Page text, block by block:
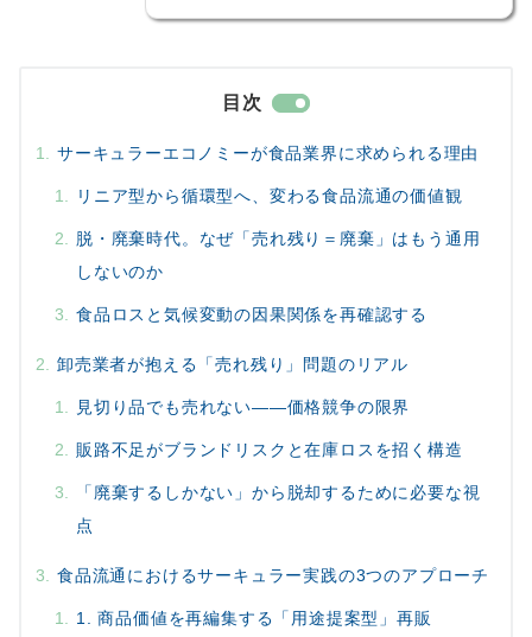
目次
サーキュラーエコノミーが食品業界に求められる理由
リニア型から循環型へ、変わる食品流通の価値観
脱・廃棄時代。なぜ「売れ残り＝廃棄」はもう通用
しないのか
食品ロスと気候変動の因果関係を再確認する
卸売業者が抱える「売れ残り」問題のリアル
見切り品でも売れない——価格競争の限界
販路不足がブランドリスクと在庫ロスを招く構造
「廃棄するしかない」から脱却するために必要な視
点
食品流通におけるサーキュラー実践の3つのアプローチ
1. 商品価値を再編集する「用途提案型」再販